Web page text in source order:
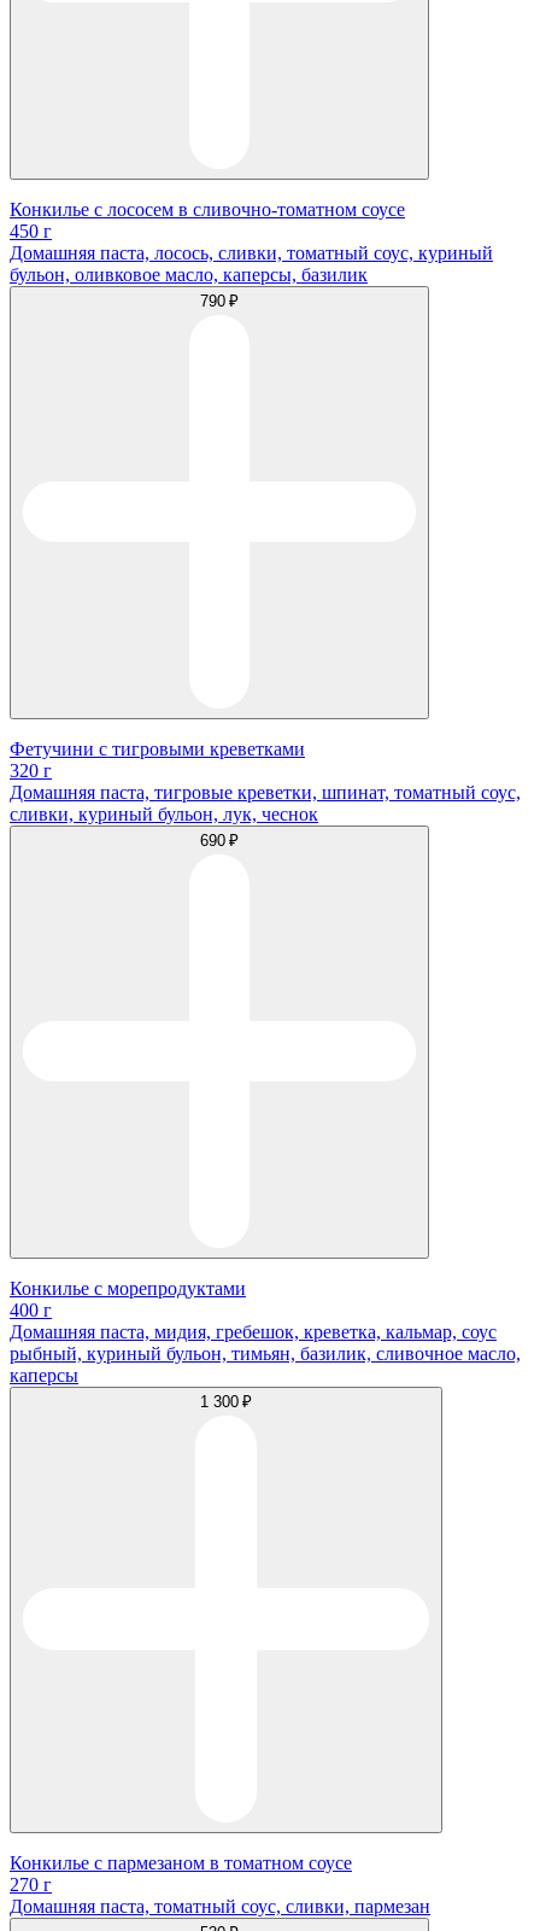
Конкилье с лососем в сливочно-томатном соусе
450 г
Домашняя паста, лосось, сливки, томатный соус, куриный
бульон, оливковое масло, каперсы, базилик
790 ₽
Фетучини с тигровыми креветками
320 г
Домашняя паста, тигровые креветки, шпинат, томатный соус,
сливки, куриный бульон, лук, чеснок
690 ₽
Конкилье с морепродуктами
400 г
Домашняя паста, мидия, гребешок, креветка, кальмар, соус
рыбный, куриный бульон, тимьян, базилик, сливочное масло,
каперсы
1 300 ₽
Конкилье с пармезаном в томатном соусе
270 г
Домашняя паста, томатный соус, сливки, пармезан